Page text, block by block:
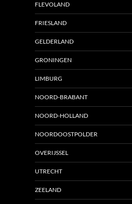
FLEVOLAND
FRIESLAND
GELDERLAND
GRONINGEN
LIMBURG
NOORD-BRABANT
NOORD-HOLLAND
NOORDOOSTPOLDER
OVERIJSSEL
UTRECHT
ZEELAND